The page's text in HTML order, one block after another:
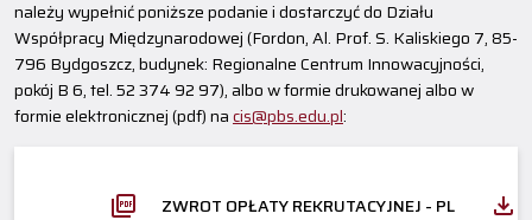
należy wypełnić poniższe podanie i dostarczyć do Działu
Współpracy Międzynarodowej (Fordon, Al. Prof. S. Kaliskiego 7, 85-
796 Bydgoszcz, budynek: Regionalne Centrum Innowacyjności,
pokój B 6, tel. 52 374 92 97), albo w formie drukowanej albo w
formie elektronicznej (pdf) nacis@pbs.edu.pl:
ZWROT OPŁATY REKRUTACYJNEJ - PL